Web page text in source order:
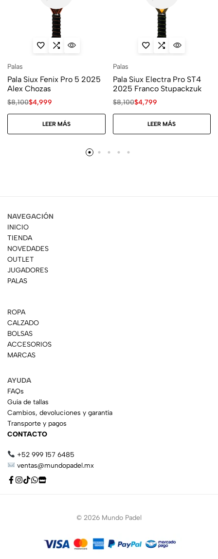
Palas
Pala Siux Fenix Pro 5 2025
Alex Chozas
$8,100$4,999
LEER MÁS
Palas
Pala Siux Electra Pro ST4
2025 Franco Stupackzuk
$8,100$4,799
LEER MÁS
NAVEGACIÓN
INICIO
TIENDA
NOVEDADES
OUTLET
JUGADORES
PALAS
ROPA
CALZADO
BOLSAS
ACCESORIOS
MARCAS
AYUDA
FAQs
Guía de tallas
Cambios, devoluciones y garantía
Transporte y pagos
CONTACTO
+52 999 157 6485
ventas@mundopadel.mx
© 2026 Mundo Padel